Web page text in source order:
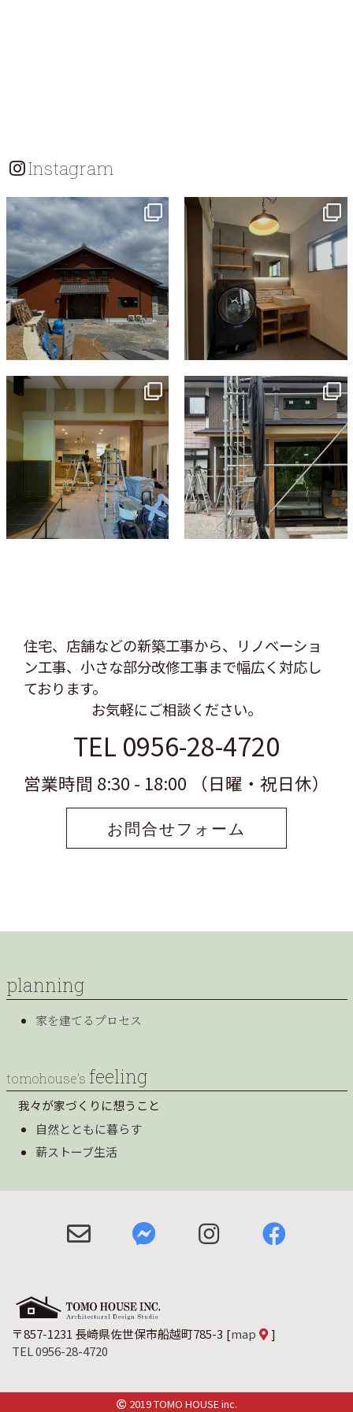
Instagram
tomohouseinc
tomohouseinc
7月 13
tomohouseinc
tomohouseinc
6月 3
住宅、店舗などの新築工事から、リノベーショ
ン工事、 小さな部分改修工事まで幅広く対応し
ております。
お気軽にご相談ください。
TEL 0956-28-4720
営業時間 8:30 - 18:00 （日曜・祝日休）
お問合せフォーム
planning
家を建てるプロセス
tomohouse’s feeling
我々が家づくりに想うこと
自然とともに暮らす
薪ストーブ生活
〒857-1231 長崎県佐世保市船越町785-3 [map
]
TEL 0956-28-4720
2019 TOMO HOUSE inc.